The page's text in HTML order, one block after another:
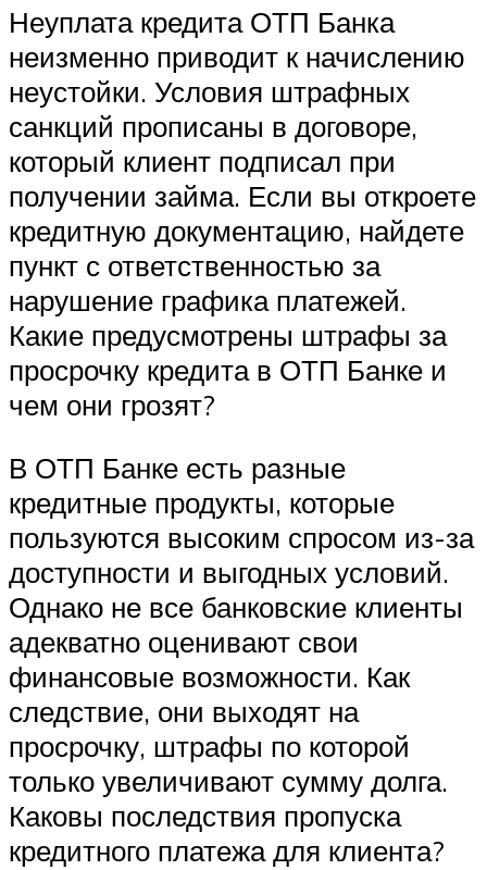
Неуплата кредита ОТП Банка
неизменно приводит к начислению
неустойки. Условия штрафных
санкций прописаны в договоре,
который клиент подписал при
получении займа. Если вы откроете
кредитную документацию, найдете
пункт с ответственностью за
нарушение графика платежей.
Какие предусмотрены штрафы за
просрочку кредита в ОТП Банке и
чем они грозят?
В ОТП Банке есть разные
кредитные продукты, которые
пользуются высоким спросом из-за
доступности и выгодных условий.
Однако не все банковские клиенты
адекватно оценивают свои
финансовые возможности. Как
следствие, они выходят на
просрочку, штрафы по которой
только увеличивают сумму долга.
Каковы последствия пропуска
кредитного платежа для клиента?